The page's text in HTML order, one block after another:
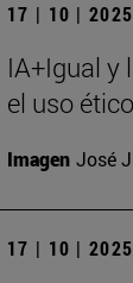
17 | 10 | 2025
IA+Igual y
el uso
Imagen José
17 | 10 | 2025